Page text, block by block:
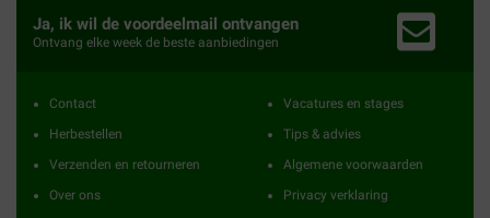
Ja, ik wil de voordeelmail ontvangen
Ontvang elke week de beste aanbiedingen
Contact
Herbestellen
Verzenden en retourneren
Over ons
Vacatures en stages
Tips & advies
Algemene voorwaarden
Privacy verklaring